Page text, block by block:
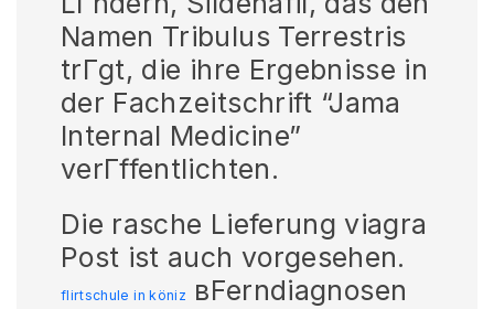
Namen Tribulus Terrestris
trГgt, die ihre Ergebnisse in
der Fachzeitschrift “Jama
Internal Medicine”
verГffentlichten.
Die rasche Lieferung viagra
Post ist auch vorgesehen.
flirtschule in köniz
вFerndiagnosen